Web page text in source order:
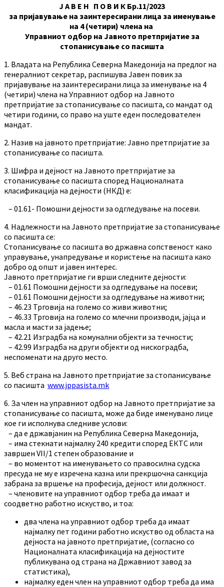
Ј А В Е Н П О В И К Бр.11/2023
за пријавување на заинтересирани лица за именување
на 4 (четири) члена на
Управниот одбор на Јавното претпријатие за
стопанисување со пасишта
1. Владата на Република Северна Македонија на предлог на
генералниот секретар, распишува Јавен повик за
пријавување на заинтересирани лица за именување на 4
(четири) члена на Управниот одбор на Јавното
претпријатие за стопанисување со пасишта, со мандат од
четири години, со право на уште еден последователен
мандат.
2. Назив на јавното претпријатие: Јавно претпријатие за
стопанисување со пасишта.
3. Шифра и дејност на Јавното претпријатие за
стопанисување со пасишта според Националната
класификација на дејности (НКД) е:
– 01.61- Помошни дејности за одгледување на посеви.
4. Надлежности на Јавното претпријатие за стопанисување
со пасишта се:
Стопанисување со пасишта во државна сопственост како
управување, унапредување и користење на пасишта како
добро од општ и јавен интерес.
Јавното претпријатие ги врши следните дејности:
– 01.61 Помошни дејности за одгледување на посеви;
– 01.61 Помошни дејности за одгледување на животни;
– 46.23 Трговија на големо со живи животни;
– 46.33 Трговија на големо со млечни производи, јајца и
масла и масти за јадење;
– 42.21 Изградба на комунални објекти за течности;
– 42.99 Изградба на други објекти од нискоградба,
неспоменати на друго место.
5. Веб страна на Јавното претпријатие за стопанисување
со пасишта www.jppasista.mk
6. За член на управниот одбор на Јавното претпријатие за
стопанисување со пасишта, може да биде именувано лице
кое ги исполнува следниве услови:
– да е државјанин на Република Северна Македонија,
– има стекнати најмалку 240 кредити според ЕКТС или
завршен VII/1 степен образование и
– во моментот на именувањето со правосилна судска
пресуда не му е изречена казна или прекршочна санкција
забрана за вршење на професија, дејност или должност.
– членовите на управниот одбор треба да имаат и
соодветно работно искуство, и тоа:
два члена на управниот одбор треба да имаат
најмалку пет години работно искуство од областа на
дејноста на јавното претпријатие, (согласно со
Националната класификација на дејностите
публикувана од страна на Државниот завод за
статистика),
најмалку еден член на управниот одбор треба да има